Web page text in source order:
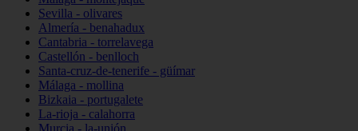
Sevilla - olivares
Almería - benahadux
Cantabria - torrelavega
Castellón - benlloch
Santa-cruz-de-tenerife - güímar
Málaga - mollina
Bizkaia - portugalete
La-rioja - calahorra
Murcia - la-unión